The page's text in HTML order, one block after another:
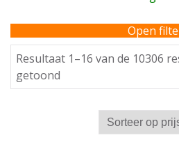
Open
Resultaat 1–16 van de 10306
getoond
op